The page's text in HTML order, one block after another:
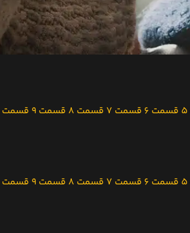
قسمت 6 قسمت 7 قسمت 8 قسمت 9 قسمت 10
قسمت 6 قسمت 7 قسمت 8 قسمت 9 قسمت 10